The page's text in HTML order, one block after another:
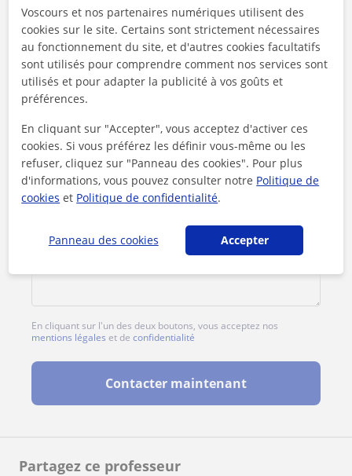
Partagez ce professeur
Tarif horaire 25€/h
1er cours offert
En cliquant sur l'un des deux boutons, vous acceptez nos
mentions légales et de confidentialité
Contacter maintenant
Voscours et nos partenaires numériques utilisent des
cookies sur le site. Certains sont strictement nécessaires
au fonctionnement du site, et d'autres cookies facultatifs
sont utilisés pour comprendre comment nos services sont
utilisés et pour adapter la publicité à vos goûts et
préférences.
En cliquant sur "Accepter", vous acceptez d'activer ces
cookies. Si vous préférez les définir vous-même ou les
refuser, cliquez sur "Panneau des cookies". Pour plus
d'informations, vous pouvez consulter notre Politique de
cookies et Politique de confidentialité.
Panneau des cookies Accepter